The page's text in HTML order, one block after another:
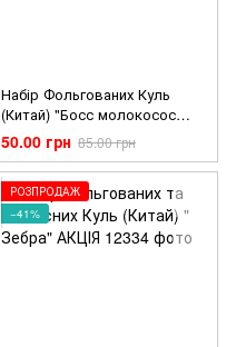
Набір Фольгованих Куль
(Китай) "Босс молокосос
baby boss" АКЦІЯ
50.00 грн 85.00 грн
РОЗПРОДАЖ
−41%